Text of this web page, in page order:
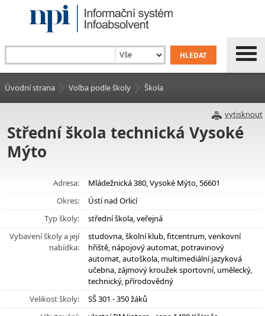
Úvodní strana Volba podle školy Škola
vytisknout
Střední škola technická Vysoké
Mýto
Adresa:
Mládežnická 380, Vysoké Mýto, 56601
Okres:
Ústí nad Orlicí
Typ školy:
střední škola, veřejná
Vybavení školy a její
nabídka:
studovna, školní klub, fitcentrum, venkovní
hřiště, nápojový automat, potravinový
automat, autoškola, multimediální jazyková
učebna, zájmový kroužek sportovní, umělecký,
technický, přírodovědný
Velikost školy:
SŠ 301 - 350 žáků